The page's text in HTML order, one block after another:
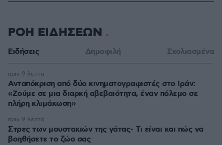
ΡΟΗ ΕΙΔΗΣΕΩΝ
Ειδήσεις Δημοφιλή Σχολιασμένα
Ανταπόκριση από δύο κινηματογραφιστές στο Ιράν:
«Ζούμε σε μια διαρκή αβεβαιότητα, έναν πόλεμο σε
πλήρη κλιμάκωση»
πριν 9 λεπτά
Στρες των μουστακιών της γάτας- Τι είναι και πώς να
βοηθήσετε το ζώο σας
πριν 9 λεπτά